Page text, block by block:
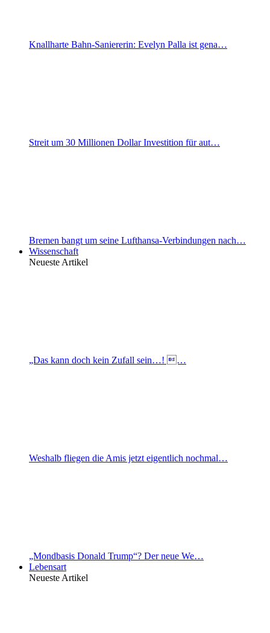
Knallharte Bahn-Saniererin: Evelyn Palla ist gena…
Streit um 30 Millionen Dollar Investition für aut…
Bremen bangt um seine Lufthansa-Verbindungen nach…
Wissenschaft
Neueste Artikel
„Das kann doch kein Zufall sein…! …
Weshalb fliegen die Amis jetzt eigentlich nochmal…
„Mondbasis Donald Trump“? Der neue We…
Lebensart
Neueste Artikel